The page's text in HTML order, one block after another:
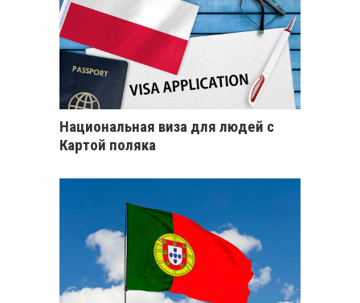
Национальная виза для людей с
Картой поляка